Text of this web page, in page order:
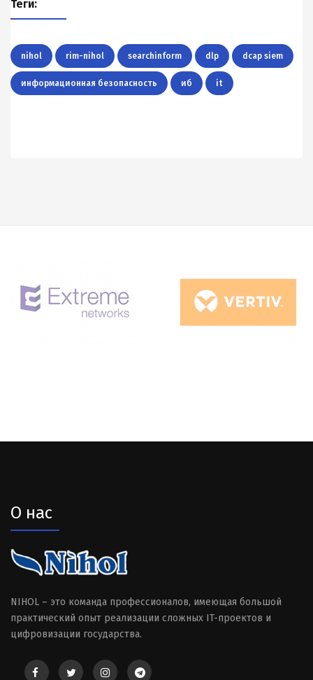
Теги:
nihol rim-nihol searchinform dlp dcap siem
информационная безопасность иб it
О нас
NIHOL – это команда профессионалов, имеющая большой
практический опыт реализации сложных IT-проектов и
цифровизации государства.